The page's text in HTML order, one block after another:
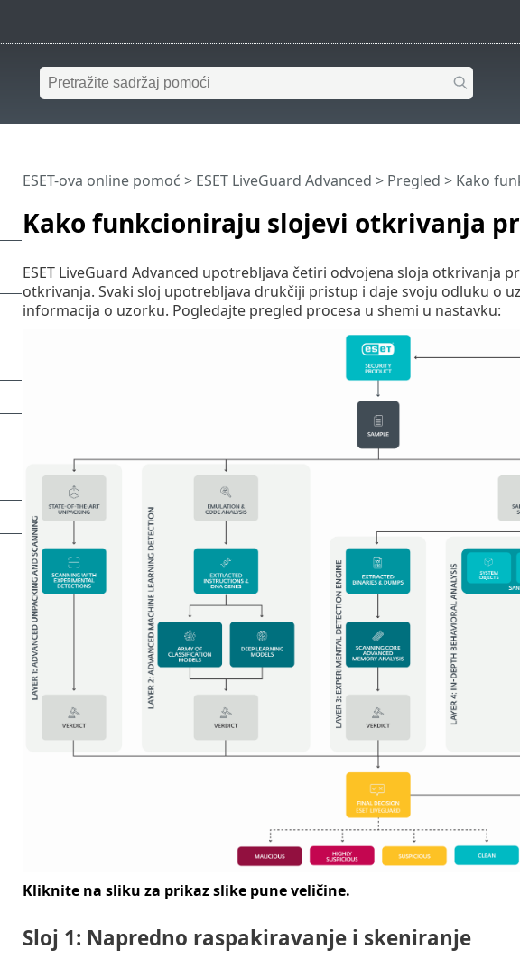
Kako funkcioniraju slojevi otkrivanja
ESET-ova online pomoć > ESET LiveGuard Advanced > Pregled > Kako
ESET LiveGuard Advanced upotrebljava četiri odvojena sloja otkrivanja
otkrivanja. Svaki sloj upotrebljava drukčiji pristup i daje svoju odluku o
informacija o uzorku. Pogledajte pregled procesa u shemi u nastavku:
Kliknite na sliku za prikaz slike pune veličine.
Sloj 1: Napredno raspakiravanje i skeniranje